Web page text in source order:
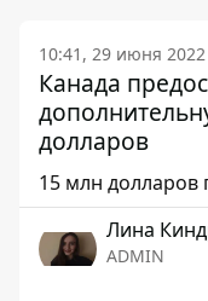
10:41, 29 июня 2022
Канада
долларов
15 млн долларов
Лина
ADMIN